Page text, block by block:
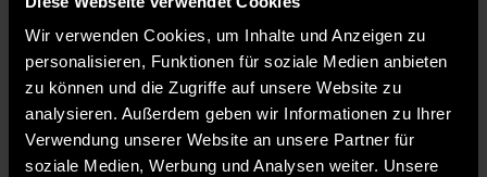
Wir verwenden Cookies, um Inhalte und Anzeigen zu
personalisieren, Funktionen für soziale Medien anbieten
zu können und die Zugriffe auf unsere Website zu
analysieren. Außerdem geben wir Informationen zu Ihrer
Verwendung unserer Website an unsere Partner für
soziale Medien, Werbung und Analysen weiter. Unsere